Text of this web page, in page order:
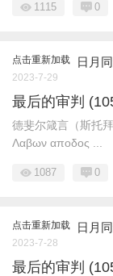
1115 0
点击重新加载 日月
2023-7-29
最后的审判
德斐尔箴言（斯托
Λαβων αποδος ...
1087 0
点击重新加载 日月
2023-7-28
最后的审判